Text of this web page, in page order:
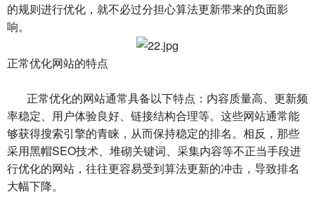
的规则进行优化，就不必过分担心算法更新带来的负面影
响。
正常优化网站的特点
正常优化的网站通常具备以下特点：内容质量高、更新频
率稳定、用户体验良好、链接结构合理等。这些网站通常能
够获得搜索引擎的青睐，从而保持稳定的排名。相反，那些
采用黑帽SEO技术、堆砌关键词、采集内容等不正当手段进
行优化的网站，往往更容易受到算法更新的冲击，导致排名
大幅下降。